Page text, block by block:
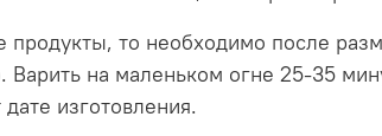
то необходимо после
на маленьком огне 25-35
изготовления.